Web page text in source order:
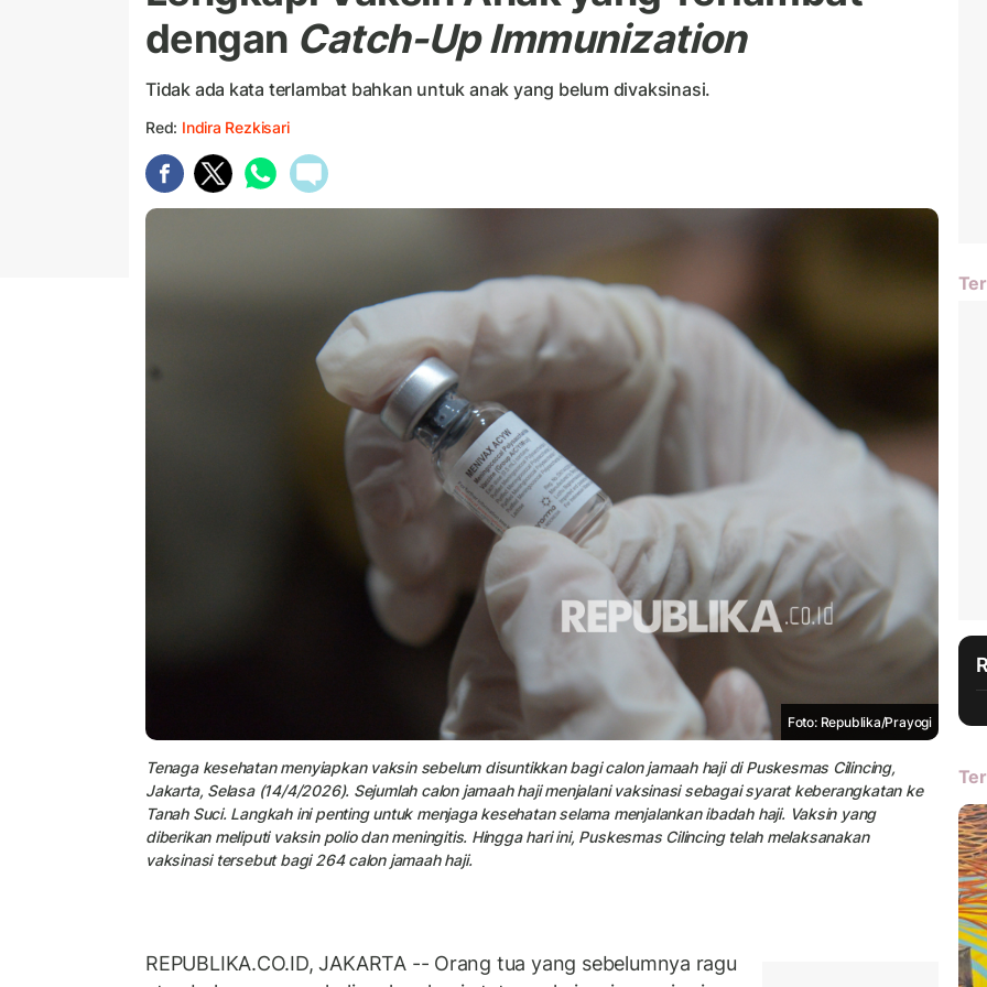
dengan Catch-Up Immunization
Tidak ada kata terlambat bahkan untuk anak yang belum divaksinasi.
Red: Indira Rezkisari
Foto: Republika/Prayogi
Tenaga kesehatan menyiapkan vaksin sebelum disuntikkan bagi calon jamaah haji di Puskesmas Cilincing,
Jakarta, Selasa (14/4/2026). Sejumlah calon jamaah haji menjalani vaksinasi sebagai syarat keberangkatan ke
Tanah Suci. Langkah ini penting untuk menjaga kesehatan selama menjalankan ibadah haji. Vaksin yang
diberikan meliputi vaksin polio dan meningitis. Hingga hari ini, Puskesmas Cilincing telah melaksanakan
vaksinasi tersebut bagi 264 calon jamaah haji.
REPUBLIKA.CO.ID, JAKARTA -- Orang tua yang sebelumnya ragu